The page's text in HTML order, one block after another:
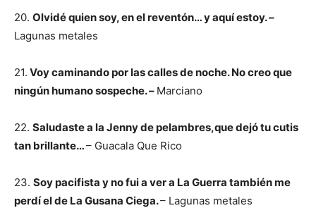
20. Olvidé quien soy, en el reventón… y aquí estoy. –
Lagunas metales
21. Voy caminando por las calles de noche. No creo que
ningún humano sospeche. – Marciano
22. Saludaste a la Jenny de pelambres,que dejó tu cutis
tan brillante…– Guacala Que Rico
23. Soy pacifista y no fui a ver a La Guerra también me
perdí el de La Gusana Ciega.– Lagunas metales